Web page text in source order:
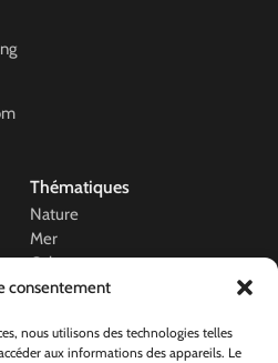
consentement
nous utilisons des technologies telles
aux informations des appareils. Le
Thématiques
Nature
Mer
Culture
Spiritualité
Voyage de noces